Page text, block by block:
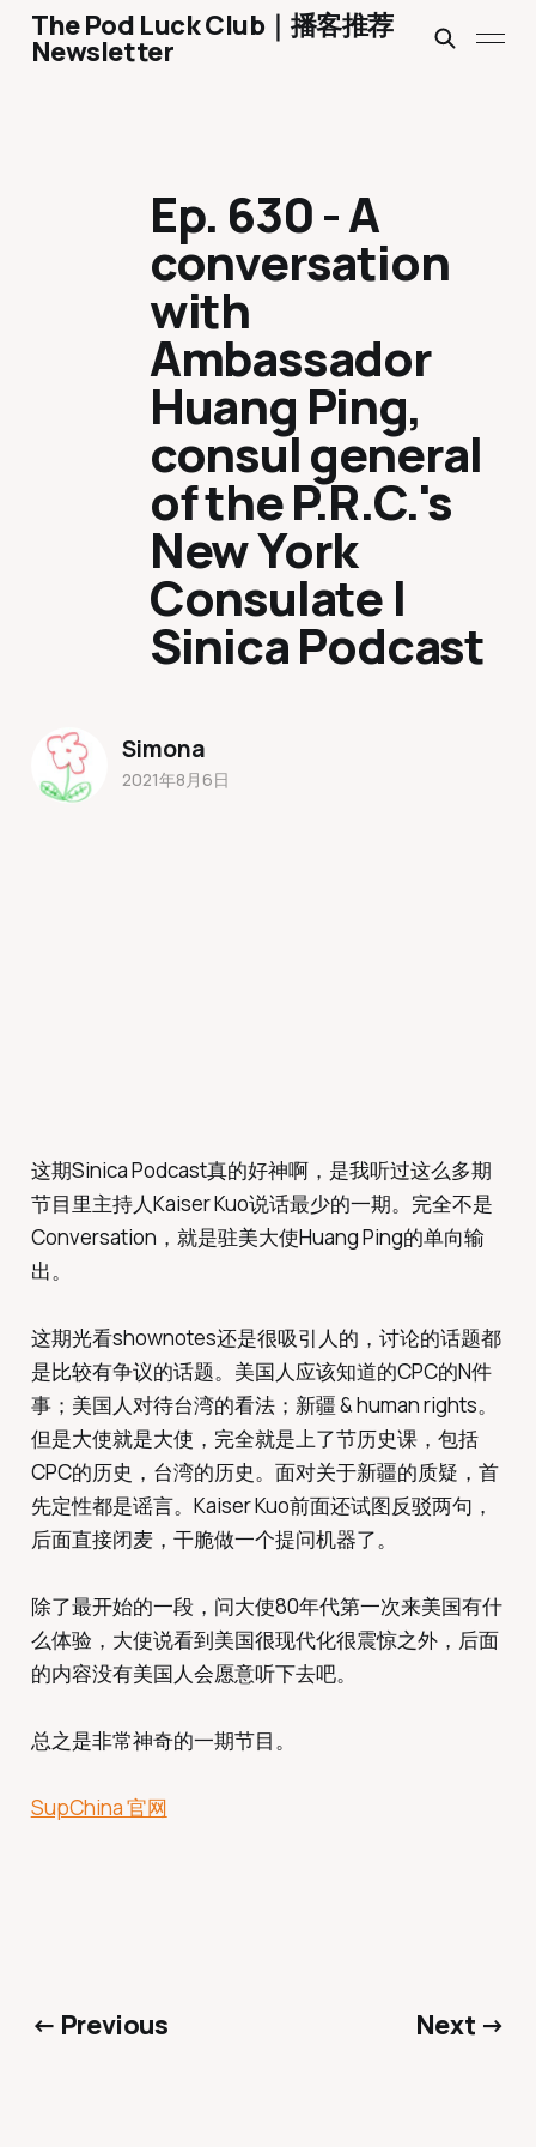
The Pod Luck Club｜播客推荐
Newsletter
这期Sinica Podcast真的好神啊，是我听过这么多期
节目里主持人Kaiser Kuo说话最少的一期。完全不是
Conversation，就是驻美大使Huang Ping的单向输
出。
这期光看shownotes还是很吸引人的，讨论的话题都
是比较有争议的话题。美国人应该知道的CPC的N件
事；美国人对待台湾的看法；新疆 & human rights。
但是大使就是大使，完全就是上了节历史课，包括
CPC的历史，台湾的历史。面对关于新疆的质疑，首
先定性都是谣言。Kaiser Kuo前面还试图反驳两句，
后面直接闭麦，干脆做一个提问机器了。
除了最开始的一段，问大使80年代第一次来美国有什
么体验，大使说看到美国很现代化很震惊之外，后面
的内容没有美国人会愿意听下去吧。
总之是非常神奇的一期节目。
SupChina 官网
Ep. 630 - A
conversation
with
Ambassador
Huang Ping,
consul general
of the P.R.C.'s
New York
Consulate |
Sinica Podcast
Simona
2021年8月6日
← Previous Next →